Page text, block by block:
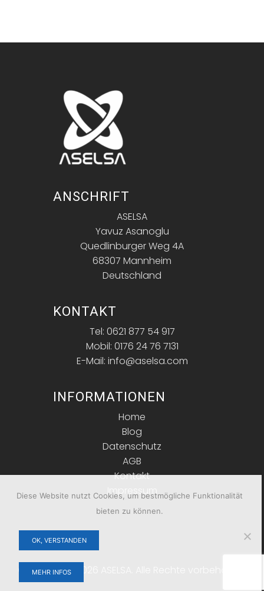
ANSCHRIFT
ASELSA
Yavuz Asanoglu
Quedlinburger Weg 4A
68307 Mannheim
Deutschland
KONTAKT
Tel: 0621 877 54 917
Mobil: 0176 24 76 7131
E-Mail: info@aselsa.com
INFORMATIONEN
Home
Blog
Datenschutz
AGB
Kontakt
Impressum
Copyright © 2026 ASELSA. Alle Rechte vorbehalten.
Diese Website nutzt Cookies, um bestmögliche Funktionalität
bieten zu können.
OK, VERSTANDEN
MEHR INFOS